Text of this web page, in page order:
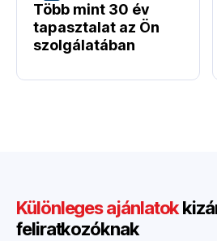
Több mint 30 év
tapasztalat az Ön
szolgálatában
Különleges ajánlatok
feliratkozóknak